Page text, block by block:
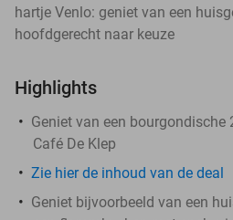
hartje Venlo: geniet van een
hoofdgerecht naar keuze
Highlights
Geniet van een bourgondische
Café De Klep
Zie hier de inhoud van de deal
Geniet bijvoorbeeld van een